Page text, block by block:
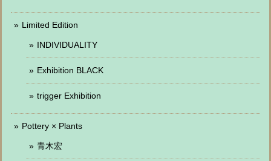
Limited Edition
INDIVIDUALITY
Exhibition BLACK
trigger Exhibition
Pottery × Plants
青木宏